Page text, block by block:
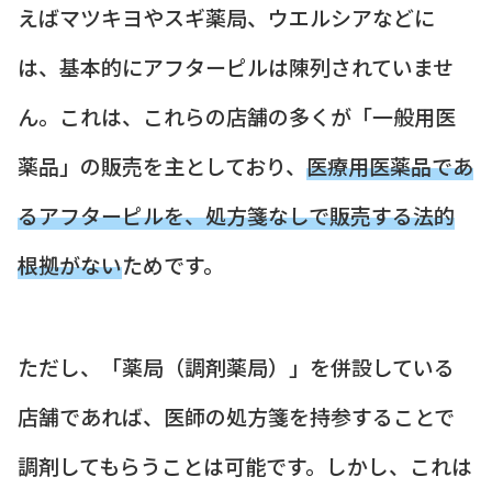
えばマツキヨやスギ薬局、ウエルシアなどに
は、基本的にアフターピルは陳列されていませ
ん。これは、これらの店舗の多くが「一般用医
薬品」の販売を主としており、 医療用医薬品であ
るアフターピルを、処方箋なしで販売する法的
根拠がないためです。
ただし、「薬局（調剤薬局）」を併設している
店舗であれば、医師の処方箋を持参することで
調剤してもらうことは可能です。しかし、これは